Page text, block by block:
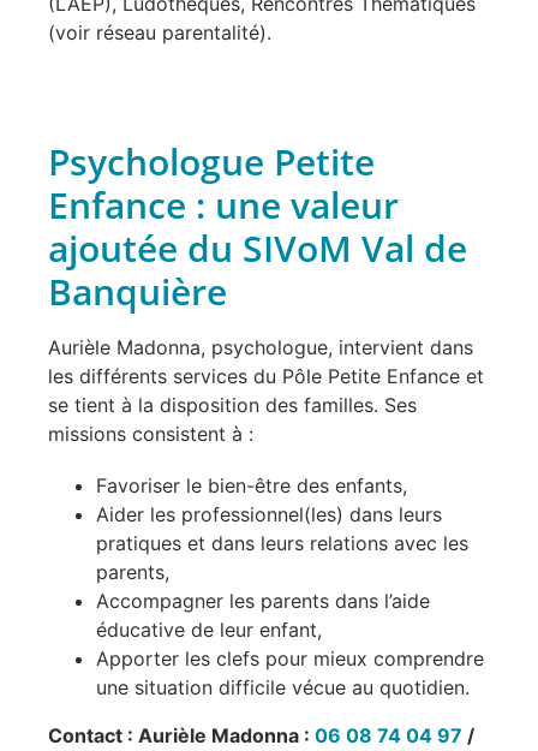
(voir réseau parentalité).
Psychologue Petite
Enfance : une valeur
ajoutée du SIVoM Val de
Banquière
Aurièle Madonna, psychologue, intervient dans
les différents services du Pôle Petite Enfance et
se tient à la disposition des familles. Ses
missions consistent à :
Favoriser le bien-être des enfants,
Aider les professionnel(les) dans leurs
pratiques et dans leurs relations avec les
parents,
Accompagner les parents dans l’aide
éducative de leur enfant,
Apporter les clefs pour mieux comprendre
une situation difficile vécue au quotidien.
Contact : Aurièle Madonna : 06 08 74 04 97 /